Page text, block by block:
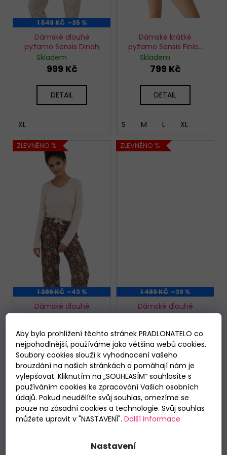
Aby bylo prohlížení těchto stránek PRADLONATELO co
nejpohodlnější, používáme jako většina webů cookies.
Soubory cookies slouží k vyhodnocení vašeho
brouzdání na našich stránkách a pomáhají nám je
vylepšovat. Kliknutím na „SOUHLASÍM“ souhlasíte s
používáním cookies ke zpracování Vašich osobních
údajů. Pokud neudělíte svůj souhlas, omezíme se
pouze na zásadní cookies a technologie. Svůj souhlas
můžete upravit v "NASTAVENÍ". Další informace
Nastavení
t
ů
1 549 KČ –35 %
Dámské dlouhé
pyžamo Sensis Dinah
Skladem
999 Kč
DETAIL
XL
Dámské krátké
pyžamo Sensis Finley
modré
Skladem
799 Kč
DETAIL
S M L XL
ZLEVNĚNO %
1 399 KČ –43 %
Dámské dlouhé
pyžamo Sensis Shelby
789 Kč
DETAIL
S L
ZLEVNĚNO %
1 489 KČ –39 %
Dámské dlouhé
pyžamo Sensis Janelle
899 Kč
DETAIL
ZLEVNĚNO %